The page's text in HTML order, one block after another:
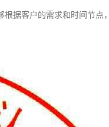
据客户的需求和时间节点